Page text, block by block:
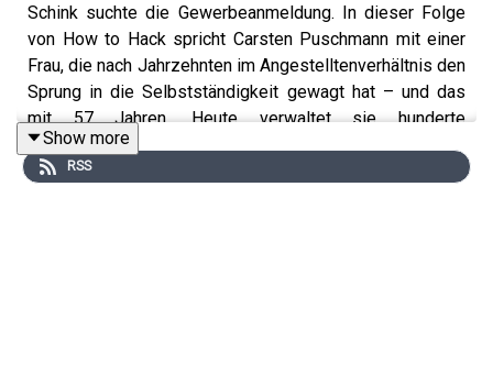
Schink suchte die Gewerbeanmeldung. In dieser Folge
von How to Hack spricht Carsten Puschmann mit einer
Frau, die nach Jahrzehnten im Angestelltenverhältnis den
Sprung in die Selbstständigkeit gewagt hat – und das
mit 57 Jahren. Heute verwaltet sie hunderte
Wohneinheiten und genießt eine Freiheit, die sie im
„engen Korsett“ kommunaler Unternehmen vermisst hat.
Show more
RSS